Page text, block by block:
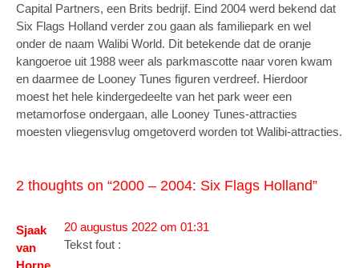
Capital Partners, een Brits bedrijf. Eind 2004 werd bekend dat
Six Flags Holland verder zou gaan als familiepark en wel
onder de naam Walibi World. Dit betekende dat de oranje
kangoeroe uit 1988 weer als parkmascotte naar voren kwam
en daarmee de Looney Tunes figuren verdreef. Hierdoor
moest het hele kindergedeelte van het park weer een
metamorfose ondergaan, alle Looney Tunes-attracties
moesten vliegensvlug omgetoverd worden tot Walibi-attracties.
2 thoughts on “2000 – 2004: Six Flags Holland”
Sjaak
van
Horne
20 augustus 2022 om 01:31
Tekst fout :